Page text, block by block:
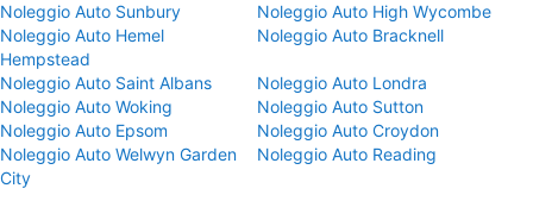
Noleggio Auto Sunbury
Noleggio Auto High Wycombe
Noleggio Auto Hemel
Hempstead
Noleggio Auto Bracknell
Noleggio Auto Saint Albans
Noleggio Auto Londra
Noleggio Auto Woking
Noleggio Auto Sutton
Noleggio Auto Epsom
Noleggio Auto Croydon
Noleggio Auto Welwyn Garden
City
Noleggio Auto Reading